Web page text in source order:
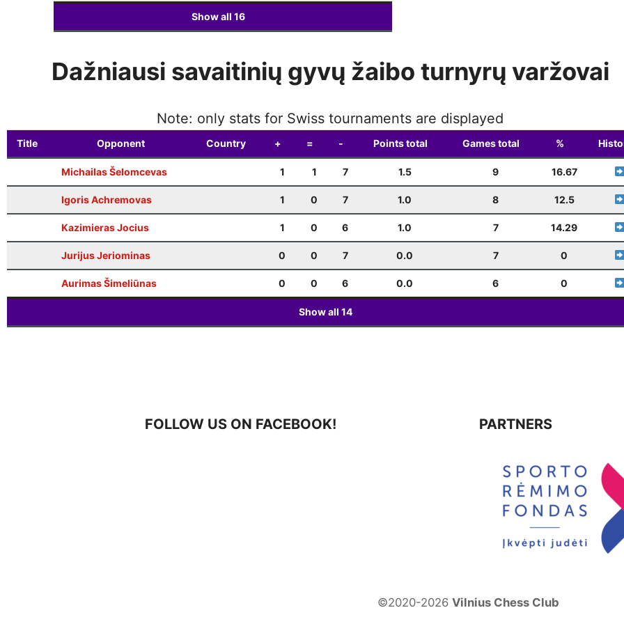
Show all 16
Dažniausi savaitinių gyvų žaibo turnyrų varžovai
Note: only stats for Swiss tournaments are displayed
Title Opponent Country + = - Points total Games total %
Michailas Šelomcevas 1 1 7 1.5 9 16.67
Igoris Achremovas 1 0 7 1.0 8 12.5
Kazimieras Jocius 1 0 6 1.0 7 14.29
Jurijus Jeriominas 0 0 7 0.0 7 0
Aurimas Šimeliūnas 0 0 6 0.0 6 0
Show all 14
FOLLOW US ON FACEBOOK! PARTNERS
©2020-2026 Vilnius Chess Club